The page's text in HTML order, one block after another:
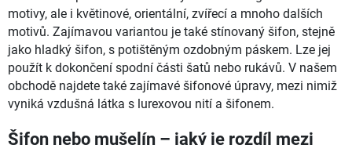
motivy, ale i květinové, orientální, zvířecí a mnoho dalších
motivů. Zajímavou variantou je také stínovaný šifon, stejně
jako hladký šifon, s potištěným ozdobným páskem. Lze jej
použít k dokončení spodní části šatů nebo rukávů. V našem
obchodě najdete také zajímavé šifonové úpravy, mezi nimiž
vyniká vzdušná látka s lurexovou nití a šifonem.
Šifon nebo mušelín – jaký je rozdíl mezi